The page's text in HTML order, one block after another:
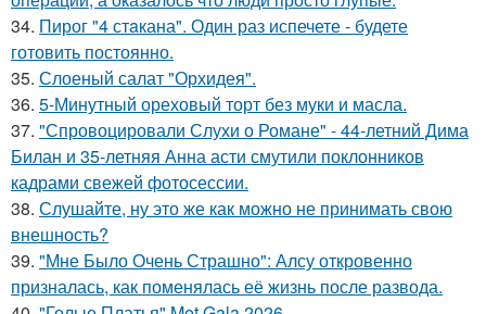
34. Пирог "4 стaкана". Один раз испечете - будете
готовить постоянно.
35. Слоеный салат "Орхидея".
36. 5-Минутный ореховый торт без муки и масла.
37. "Спровоцировали Слухи о Романе" - 44-летний Дима
Билан и 35-летняя Анна асти смутили поклонников
кадрами свежей фотосессии.
38. Слушайте, ну это же как можно не принимать свою
внешность?
39. "Мне Было Очень Страшно": Алсу откровенно
призналась, как поменялась её жизнь после развода.